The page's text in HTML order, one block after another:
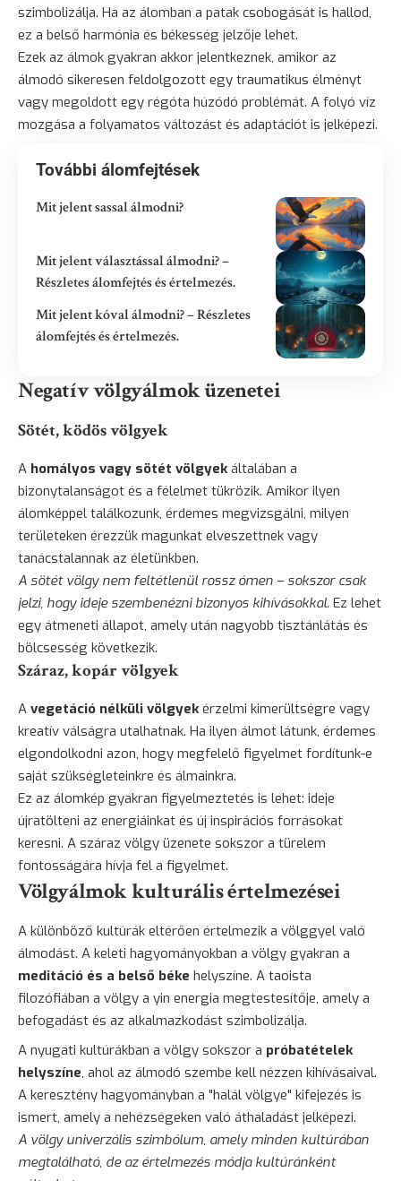
szimbolizálja. Ha az álomban a patak csobogását is hallod,
ez a belső harmónia és békesség jelzője lehet.
Ezek az álmok gyakran akkor jelentkeznek, amikor az
álmodó sikeresen feldolgozott egy traumatikus élményt
vagy megoldott egy régóta húzódó problémát. A folyó víz
mozgása a folyamatos változást és adaptációt is jelképezi.
További álomfejtések
Mit jelent sassal álmodni?
Mit jelent választással álmodni? –
Részletes álomfejtés és értelmezés.
Mit jelent kóval álmodni? – Részletes
álomfejtés és értelmezés.
Negatív völgyálmok üzenetei
Sötét, ködös völgyek
A homályos vagy sötét völgyekáltalában a
bizonytalanságot és a félelmet tükrözik. Amikor ilyen
álomképpel találkozunk, érdemes megvizsgálni, milyen
területeken érezzük magunkat elveszettnek vagy
tanácstalannak az életünkben.
A sötét völgy nem feltétlenül rossz ómen – sokszor csak
jelzi, hogy ideje szembenézni bizonyos kihívásokkal. Ez lehet
egy átmeneti állapot, amely után nagyobb tisztánlátás és
bölcsesség következik.
Száraz, kopár völgyek
A vegetáció nélküli völgyekérzelmi kimerültségre vagy
kreatív válságra utalhatnak. Ha ilyen álmot látunk, érdemes
elgondolkodni azon, hogy megfelelő figyelmet fordítunk-e
saját szükségleteinkre és álmainkra.
Ez az álomkép gyakran figyelmeztetés is lehet: ideje
újratölteni az energiáinkat és új inspirációs forrásokat
keresni. A száraz völgy üzenete sokszor a türelem
fontosságára hívja fel a figyelmet.
Völgyálmok kulturális értelmezései
A különböző kultúrák eltérően értelmezik a völggyel való
álmodást. A keleti hagyományokban a völgy gyakran a
meditáció és a belső béke helyszíne. A taoista
filozófiában a völgy a yin energia megtestesítője, amely a
befogadást és az alkalmazkodást szimbolizálja.
A nyugati kultúrákban a völgy sokszor a próbatételek
helyszíne, ahol az álmodó szembe kell nézzen kihívásaival.
A keresztény hagyományban a "halál völgye" kifejezés is
ismert, amely a nehézségeken való áthaladást jelképezi.
A völgy univerzális szimbólum, amely minden kultúrában
megtalálható, de az értelmezés módja kultúránként